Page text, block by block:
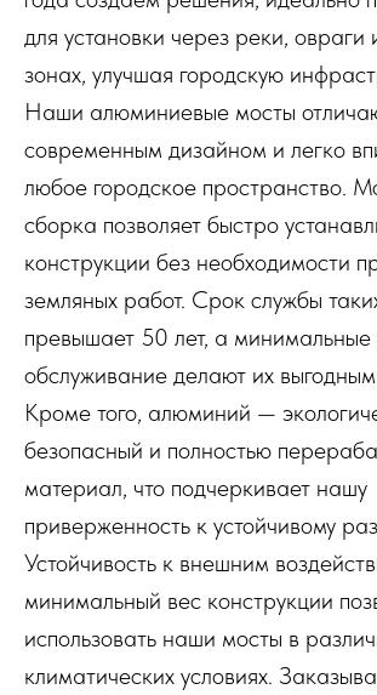
для установки через реки, овраги
зонах, улучшая городскую
Наши алюминиевые мосты
современным дизайном и легко
любое городское пространство.
сборка позволяет быстро
конструкции без необходимости
земляных работ. Срок службы
превышает 50 лет, а минимальные
обслуживание делают их
Кроме того, алюминий —
безопасный и полностью
материал, что подчеркивает нашу
приверженность к устойчивому
Устойчивость к внешним
минимальный вес конструкции
использовать наши мосты в
климатических условиях.